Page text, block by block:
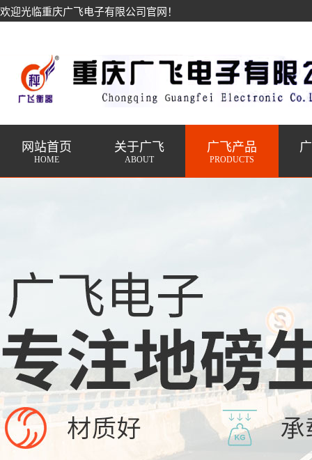
欢迎光临重庆广飞电子有限公司官网！
网站首页
HOME
关于广飞
ABOUT
广飞产品
PRODUCTS